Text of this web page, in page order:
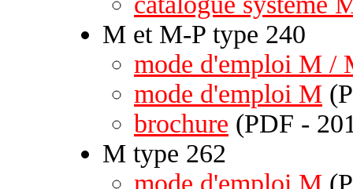
M et M-P type 240
mode d'emploi M /
mode d'emploi M
brochure (PDF -
M type 262
mode d'emploi M